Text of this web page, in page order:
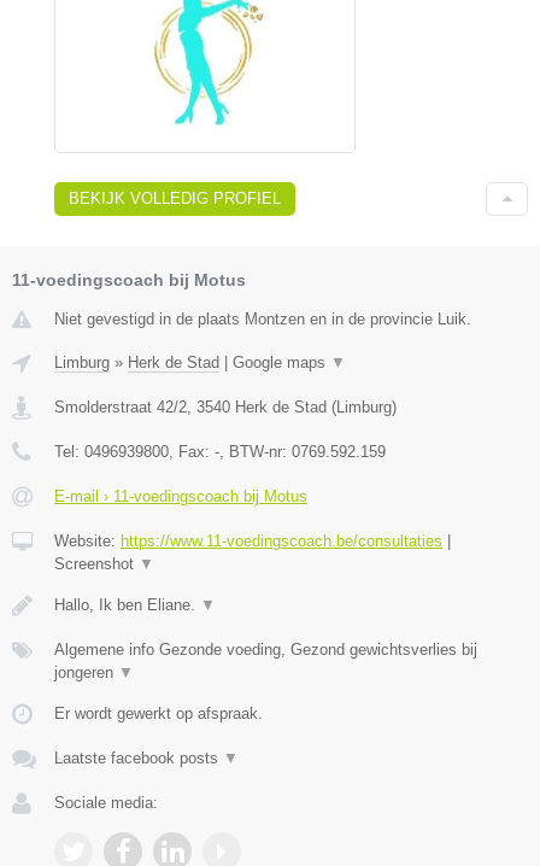
BEKIJK VOLLEDIG PROFIEL
11-voedingscoach bij Motus
Niet gevestigd in de plaats Montzen en in de provincie Luik.
Limburg » Herk de Stad Google maps ▼
Smolderstraat 42/2, 3540 Herk de Stad (Limburg)
Tel: 0496939800, Fax: -, BTW-nr: 0769.592.159
E-mail › 11-voedingscoach bij Motus
Website: https://www.11-voedingscoach.be/consultaties
Screenshot ▼
Hallo, Ik ben Eliane. ▼
Algemene info Gezonde voeding, Gezond gewichtsverlies bij
jongeren ▼
Er wordt gewerkt op afspraak.
Laatste facebook posts ▼
Sociale media: